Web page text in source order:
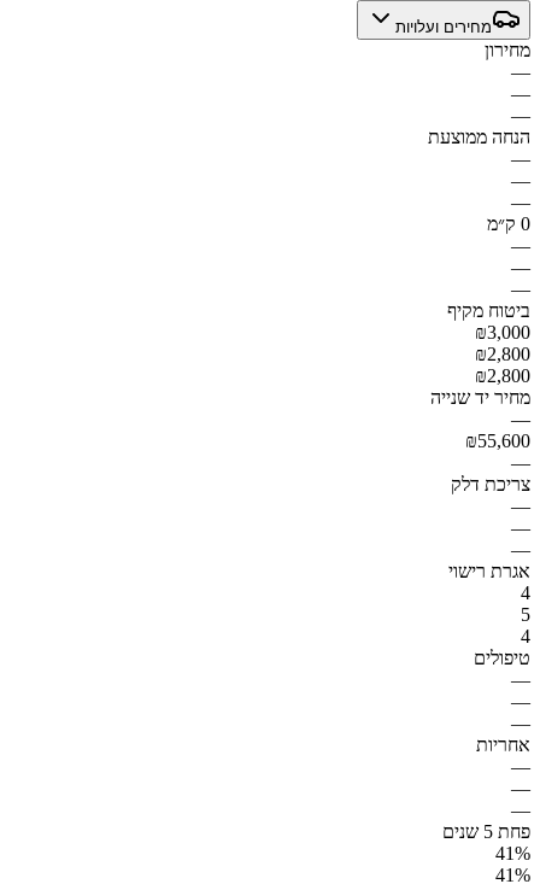
מחירים ועלויות
מחירון
—
—
—
הנחה ממוצעת
—
—
—
0 ק״מ
—
—
—
ביטוח מקיף
₪3,000
₪2,800
₪2,800
מחיר יד שנייה
—
₪55,600
—
צריכת דלק
—
—
—
אגרת רישוי
4
5
4
טיפולים
—
—
—
אחריות
—
—
—
פחת 5 שנים
41%
41%